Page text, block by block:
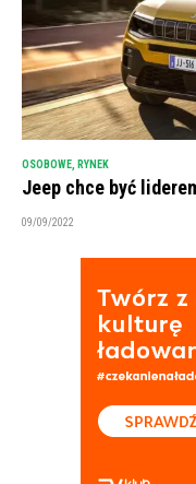
OSOBOWE RYNEK
Jeep chce być
09/09/2022